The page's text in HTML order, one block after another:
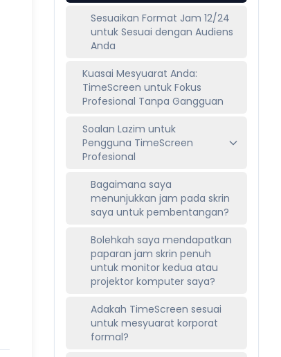
Sesuaikan Format Jam 12/24
untuk Sesuai dengan Audiens
Anda
Kuasai Mesyuarat Anda:
TimeScreen untuk Fokus
Profesional Tanpa Gangguan
Soalan Lazim untuk
Pengguna TimeScreen
Profesional
Bagaimana saya
menunjukkan jam pada skrin
saya untuk pembentangan?
Bolehkah saya mendapatkan
paparan jam skrin penuh
untuk monitor kedua atau
projektor komputer saya?
Adakah TimeScreen sesuai
untuk mesyuarat korporat
formal?